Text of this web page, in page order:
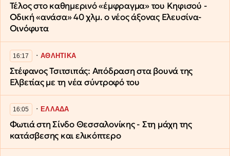
Τέλος στο καθημερινό «έμφραγμα» του Κηφισού -
Οδική «ανάσα» 40 χλμ. ο νέος άξονας Ελευσίνα-
Οινόφυτα
16:17 ∙ΑΘΛΗΤΙΚΑ
Στέφανος Τσιτσιπάς: Απόδραση στα βουνά της
Ελβετίας με τη νέα σύντροφό του
16:05 ∙ΕΛΛΑΔΑ
Φωτιά στη Σίνδο Θεσσαλονίκης - Στη μάχη της
κατάσβεσης και ελικόπτερο